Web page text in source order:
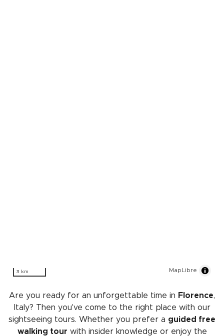
3 km MapLibre
Are you ready for an unforgettable time in Florence,
Italy? Then you've come to the right place with our
sightseeing tours. Whether you prefer a guided free
walking tour with insider knowledge or enjoy the